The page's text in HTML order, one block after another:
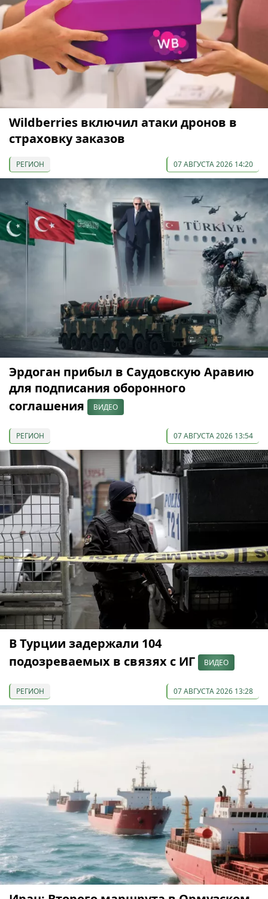
Wildberries включил атаки дронов в
страховку заказов
РЕГИОН 07 АВГУСТА 2026 14:20
Эрдоган прибыл в Саудовскую Аравию
для подписания оборонного
соглашения
ВИДЕО
РЕГИОН 07 АВГУСТА 2026 13:54
В Турции задержали 104
подозреваемых в связях с ИГ
ВИДЕО
РЕГИОН 07 АВГУСТА 2026 13:28